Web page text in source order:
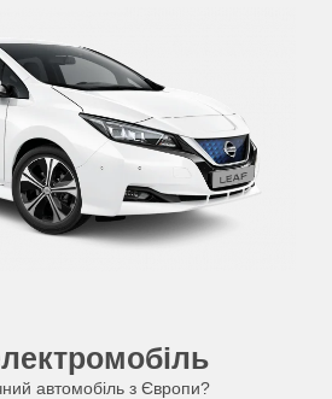
автомобіль з Європи?